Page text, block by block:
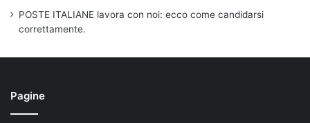
POSTE ITALIANE lavora con noi: ecco come candidarsi
correttamente.
Pagine